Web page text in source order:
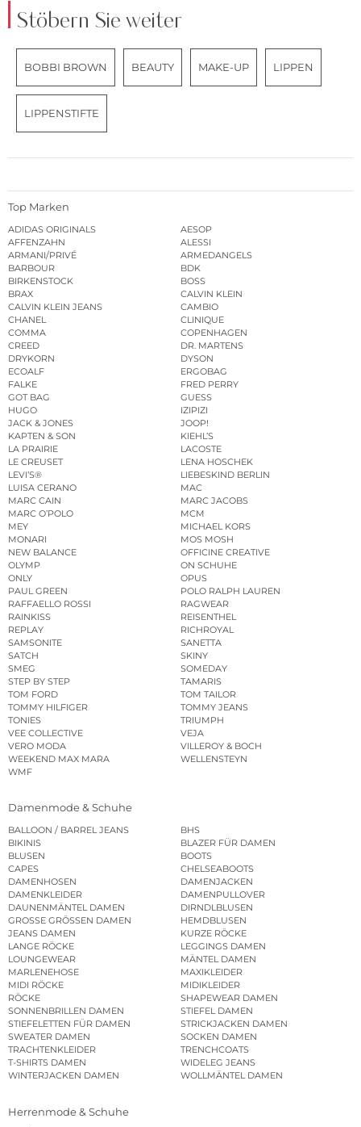
Stöbern Sie weiter
BOBBI BROWN BEAUTY MAKE-UP LIPPEN
LIPPENSTIFTE
Top Marken
ADIDAS ORIGINALS
AESOP
AFFENZAHN
ALESSI
ARMANI/PRIVÉ
ARMEDANGELS
BARBOUR
BDK
BIRKENSTOCK
BOSS
BRAX
CALVIN KLEIN
CALVIN KLEIN JEANS
CAMBIO
CHANEL
CLINIQUE
COMMA
COPENHAGEN
CREED
DR. MARTENS
DRYKORN
DYSON
ECOALF
ERGOBAG
FALKE
FRED PERRY
GOT BAG
GUESS
HUGO
IZIPIZI
JACK & JONES
JOOP!
KAPTEN & SON
KIEHL’S
LA PRAIRIE
LACOSTE
LE CREUSET
LENA HOSCHEK
LEVI’S®
LIEBESKIND BERLIN
LUISA CERANO
MAC
MARC CAIN
MARC JACOBS
MARC O’POLO
MCM
MEY
MICHAEL KORS
MONARI
MOS MOSH
NEW BALANCE
OFFICINE CREATIVE
OLYMP
ON SCHUHE
ONLY
OPUS
PAUL GREEN
POLO RALPH LAUREN
RAFFAELLO ROSSI
RAGWEAR
RAINKISS
REISENTHEL
REPLAY
RICHROYAL
SAMSONITE
SANETTA
SATCH
SKINY
SMEG
SOMEDAY
STEP BY STEP
TAMARIS
TOM FORD
TOM TAILOR
TOMMY HILFIGER
TOMMY JEANS
TONIES
TRIUMPH
VEE COLLECTIVE
VEJA
VERO MODA
VILLEROY & BOCH
WEEKEND MAX MARA
WELLENSTEYN
WMF
Damenmode & Schuhe
BALLOON / BARREL JEANS
BHS
BIKINIS
BLAZER FÜR DAMEN
BLUSEN
BOOTS
CAPES
CHELSEABOOTS
DAMENHOSEN
DAMENJACKEN
DAMENKLEIDER
DAMENPULLOVER
DAUNENMÄNTEL DAMEN
DIRNDLBLUSEN
GROSSE GRÖSSEN DAMEN
HEMDBLUSEN
JEANS DAMEN
KURZE RÖCKE
LANGE RÖCKE
LEGGINGS DAMEN
LOUNGEWEAR
MÄNTEL DAMEN
MARLENEHOSE
MAXIKLEIDER
MIDI RÖCKE
MIDIKLEIDER
RÖCKE
SHAPEWEAR DAMEN
SONNENBRILLEN DAMEN
STIEFEL DAMEN
STIEFELETTEN FÜR DAMEN
STRICKJACKEN DAMEN
SWEATER DAMEN
SOCKEN DAMEN
TRACHTENKLEIDER
TRENCHCOATS
T-SHIRTS DAMEN
WIDELEG JEANS
WINTERJACKEN DAMEN
WOLLMÄNTEL DAMEN
Herrenmode & Schuhe